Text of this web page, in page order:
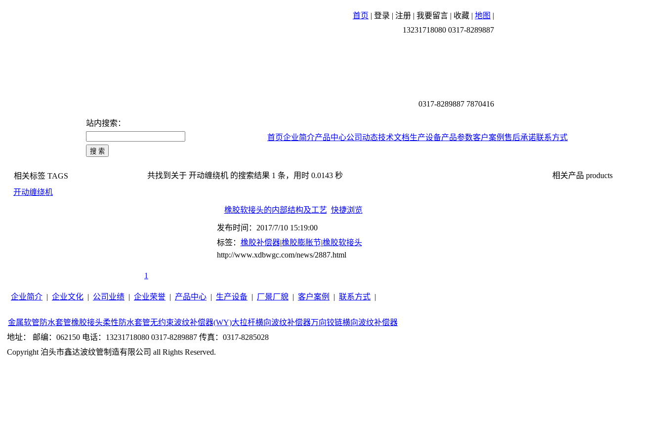
首页 | 登录 | 注册 | 我要留言 | 收藏 | 地图 |
13231718080 0317-8289887
0317-8289887 7870416
站内搜索：
首页企业简介产品中心公司动态技术文档生产设备产品参数客户案例 售后承诺联系方式
相关标签 TAGS
开动缠绕机
共找到关于 开动缠绕机 的搜索结果 1 条，用时 0.0143 秒
橡胶软接头的内部结构及工艺 快捷浏览
发布时间：2017/7/10 15:19:00
标签： 橡胶补偿器|橡胶膨胀节|橡胶软接头
http://www.xdbwgc.com/news/2887.html
1
相关产品 products
企业简介 | 企业文化 | 公司业绩 | 企业荣誉 | 产品中心 | 生产设备 | 厂景厂貌 | 客户案例 | 联系方式 |
金属软管 防水套管橡胶接头柔性防水套管无约束波纹补偿器(WY)大拉杆横向波纹补偿器万向铰链横向波纹补偿器
地址： 邮编：062150 电话：13231718080 0317-8289887 传真：0317-8285028
Copyright 泊头市鑫达波纹管制造有限公司 all Rights Reserved.